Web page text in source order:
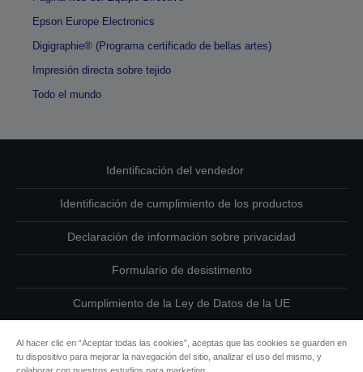
Epson Europe Electronics
Digigraphie® (Programa certificado de bellas artes)
Impresión directa sobre tejido
Todo el mundo
Identificación del vendedor
Identificación de cumplimiento de los productos
Declaración de información sobre privacidad
Formulario de desistimento
Cumplimiento de la Ley de Datos de la UE
Al hacer clic en “Aceptar todas las cookies”, aceptas que las cookies se guarden en
tu dispositivo para mejorar la navegación del sitio, analizar el uso del mismo, y